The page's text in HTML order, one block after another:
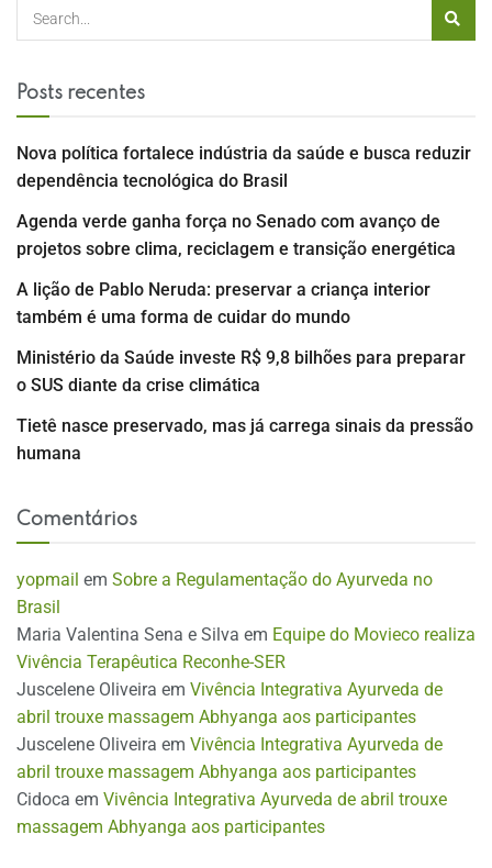
Posts recentes
Nova política fortalece indústria da saúde e busca reduzir
dependência tecnológica do Brasil
Agenda verde ganha força no Senado com avanço de
projetos sobre clima, reciclagem e transição energética
A lição de Pablo Neruda: preservar a criança interior
também é uma forma de cuidar do mundo
Ministério da Saúde investe R$ 9,8 bilhões para preparar
o SUS diante da crise climática
Tietê nasce preservado, mas já carrega sinais da pressão
humana
Comentários
yopmail em Sobre a Regulamentação do Ayurveda no
Brasil
Maria Valentina Sena e Silva em Equipe do Movieco realiza
Vivência Terapêutica Reconhe-SER
Juscelene Oliveira em Vivência Integrativa Ayurveda de
abril trouxe massagem Abhyanga aos participantes
Juscelene Oliveira em Vivência Integrativa Ayurveda de
abril trouxe massagem Abhyanga aos participantes
Cidoca em Vivência Integrativa Ayurveda de abril trouxe
massagem Abhyanga aos participantes